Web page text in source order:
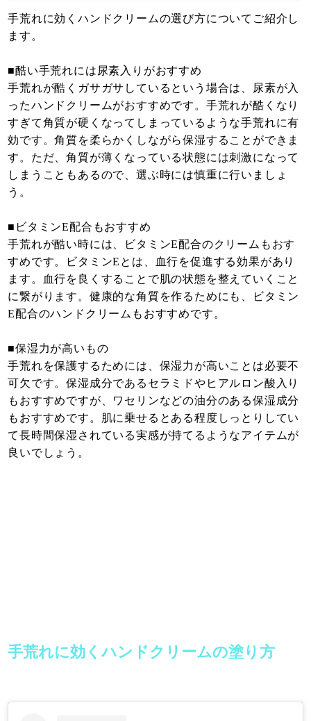
手荒れに効くハンドクリームの選び方についてご紹介し
ます。
■酷い手荒れには尿素入りがおすすめ
手荒れが酷くガサガサしているという場合は、尿素が入
ったハンドクリームがおすすめです。手荒れが酷くなり
すぎて角質が硬くなってしまっているような手荒れに有
効です。角質を柔らかくしながら保湿することができま
す。ただ、角質が薄くなっている状態には刺激になって
しまうこともあるので、選ぶ時には慎重に行いましょ
う。
■ビタミンE配合もおすすめ
手荒れが酷い時には、ビタミンE配合のクリームもおす
すめです。ビタミンEとは、血行を促進する効果があり
ます。血行を良くすることで肌の状態を整えていくこと
に繋がります。健康的な角質を作るためにも、ビタミン
E配合のハンドクリームもおすすめです。
■保湿力が高いもの
手荒れを保護するためには、保湿力が高いことは必要不
可欠です。保湿成分であるセラミドやヒアルロン酸入り
もおすすめですが、ワセリンなどの油分のある保湿成分
もおすすめです。肌に乗せるとある程度しっとりしてい
て長時間保湿されている実感が持てるようなアイテムが
良いでしょう。
手荒れに効くハンドクリームの塗り方